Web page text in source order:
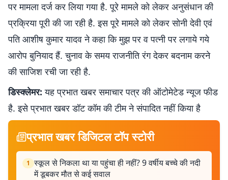
पर मामला दर्ज कर लिया गया है. पूरे मामले को लेकर अनुसंधान की
प्रक्रिया पूरी की जा रही है. इस पूरे मामले को लेकर सोनी देवी एवं
पति आशीष कुमार यादव ने कहा कि मुझ पर व पत्नी पर लगाये गये
आरोप बुनियाद हैं. चुनाव के समय राजनीति रंग देकर बदनाम करने
की साजिश रची जा रही है.
डिस्क्लेमर: यह प्रभात खबर समाचार पत्र की ऑटोमेटेड न्यूज फीड
है. इसे प्रभात खबर डॉट कॉम की टीम ने संपादित नहीं किया है
प्रभात खबर डिजिटल टॉप स्टोरी
1 स्कूल से निकला था या पहुंचा ही नहीं? 9 वर्षीय बच्चे की नदी
में डूबकर मौत से कई सवाल